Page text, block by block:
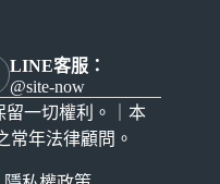
LINE客服：
@site-now
留一切權利。｜本
常年法律顧問。